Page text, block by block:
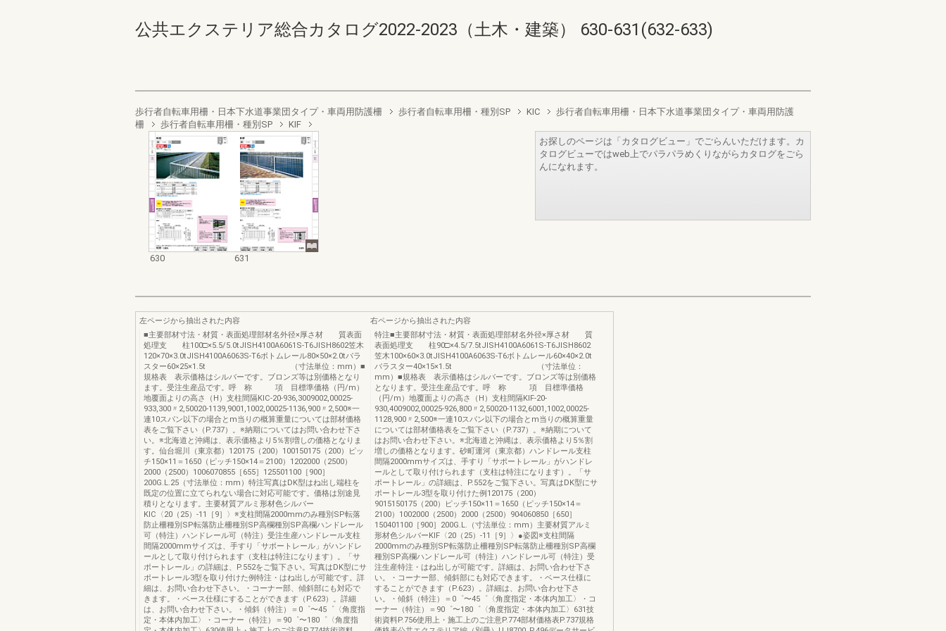
公共エクステリア総合カタログ2022-2023（土木・建築） 630-631(632-633)
歩行者自転車用柵・日本下水道事業団タイプ・車両用防護柵 歩行者自転車用柵・種別SP KIC
歩行者自転車用柵・日本下水道事業団タイプ・車両用防護
柵
歩行者自転車用柵・種別SP KIF
630 631
お探しのページは「カタログビュー」でごらんいただけます。カ
タログビューではweb上でパラパラめくりながらカタログをごら
んになれます。
左ページから抽出された内容
■主要部材寸法・材質・表面処理部材名外径×厚さ材 質表面
処理支 柱100□×5.5/5.0tJISH4100A6061S-T6JISH8602笠木
120×70×3.0tJISH4100A6063S-T6ボトムレール80×50×2.0tバラ
スター60×25×1.5t （寸法単位：mm）■
規格表 表示価格はシルバーです。ブロンズ等は別価格となり
ます。受注生産品です。呼 称 項 目標準価格（円/m）
地覆面よりの高さ（H）支柱間隔KIC-20-936,3009002,00025-
933,300〃2,50020-1139,9001,1002,00025-1136,900〃2,500※一
連10スパン以下の場合とm当りの概算重量については部材価格
表をご覧下さい（P.737）。※納期についてはお問い合わせ下さ
い。※北海道と沖縄は、表示価格より5％割増しの価格となりま
す。仙台堀川（東京都）120175（200）100150175（200）ピッ
チ150×11＝1650（ピッチ150×14＝2100）1202000（2500）
2000（2500）1006070855［655］125501100［900］
200G.L.25（寸法単位：mm）特注写真はDK型はね出し端柱を
既定の位置に立てられない場合に対応可能です。価格は別途見
積りとなります。主要材質アルミ形材色シルバー
KIC〈20（25）-11［9］〉※支柱間隔2000mmのみ種別SP転落
防止柵種別SP転落防止柵種別SP高欄種別SP高欄ハンドレール
可（特注）ハンドレール可（特注）受注生産ハンドレール支柱
間隔2000mmサイズは、手すり「サポートレール」がハンドレ
ールとして取り付けられます（支柱は特注になります）。「サ
ポートレール」の詳細は、P.552をご覧下さい。写真はDK型にサ
ポートレール3型を取り付けた例特注・はね出しが可能です。詳
細は、お問い合わせ下さい。・コーナー部、傾斜部にも対応で
きます。・ベース仕様にすることができます（P.623）。詳細
は、お問い合わせ下さい。・傾斜（特注）＝0゜〜45゜〈角度指
定・本体内加工〉・コーナー（特注）＝90゜〜180゜〈角度指
右ページから抽出された内容
特注■主要部材寸法・材質・表面処理部材名外径×厚さ材 質
表面処理支 柱90□×4.5/7.5tJISH4100A6061S-T6JISH8602
笠木100×60×3.0tJISH4100A6063S-T6ボトムレール60×40×2.0t
バラスター40×15×1.5t （寸法単位：
mm）■規格表 表示価格はシルバーです。ブロンズ等は別価格
となります。受注生産品です。呼 称 項 目標準価格
（円/m）地覆面よりの高さ（H）支柱間隔KIF-20-
930,4009002,00025-926,800〃2,50020-1132,6001,1002,00025-
1128,900〃2,500※一連10スパン以下の場合とm当りの概算重量
については部材価格表をご覧下さい（P.737）。※納期について
はお問い合わせ下さい。※北海道と沖縄は、表示価格より5％割
増しの価格となります。砂町運河（東京都）ハンドレール支柱
間隔2000mmサイズは、手すり「サポートレール」がハンドレ
ールとして取り付けられます（支柱は特注になります）。「サ
ポートレール」の詳細は、P.552をご覧下さい。写真はDK型にサ
ポートレール3型を取り付けた例120175（200）
9015150175（200）ピッチ150×11＝1650（ピッチ150×14＝
2100）1002000（2500）2000（2500）904060850［650］
150401100［900］200G.L.（寸法単位：mm）主要材質アルミ
形材色シルバーKIF〈20（25）-11［9］〉●姿図※支柱間隔
2000mmのみ種別SP転落防止柵種別SP転落防止柵種別SP高欄
種別SP高欄ハンドレール可（特注）ハンドレール可（特注）受
注生産特注・はね出しが可能です。詳細は、お問い合わせ下さ
い。・コーナー部、傾斜部にも対応できます。・ベース仕様に
することができます（P.623）。詳細は、お問い合わせ下さ
い。・傾斜（特注）＝0゜〜45゜〈角度指定・本体内加工〉・コ
ーナー（特注）＝90゜〜180゜〈角度指定・本体内加工〉631技
術資料P.756使用上・施工上のご注意P.774部材価格表P.737規格